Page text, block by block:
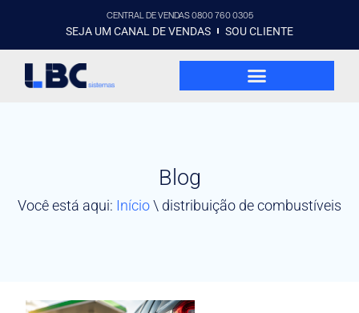
CENTRAL DE VENDAS 0800 760 0305
SEJA UM CANAL DE VENDAS SOU CLIENTE
Blog
Você está aqui: Início\ distribuição de combustíveis